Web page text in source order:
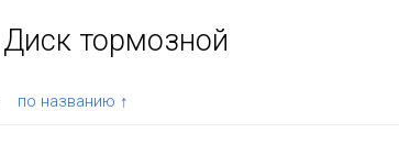
Диск тормозной
по названию ↑